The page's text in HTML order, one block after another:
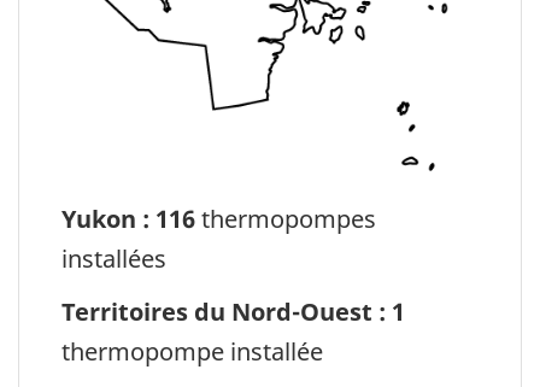
Yukon : 116thermopompes
installées
Territoires du Nord-Ouest : 1
thermopompe installée